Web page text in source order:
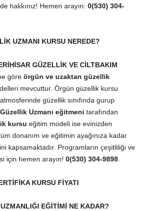
hakkınız! Hemen arayın: 0(530) 304-
UZMANI KURSU NEREDE?
GÜZELLİK VE CİLTBAKIM
göre örgün ve uzaktan güzellik
mevcuttur. Örgün güzellik kursu
güzellik sınıfında gurup
Uzmanı eğitmeni tarafından
kursu eğitim modeli ise evinizden
donanım ve eğitimin ayağınıza kadar
kapsamaktadır. Programların çeşitliliği ve
için hemen arayın! 0(530) 304-9898.
KURSU FİYATI
EĞİTİMİ NE KADAR?